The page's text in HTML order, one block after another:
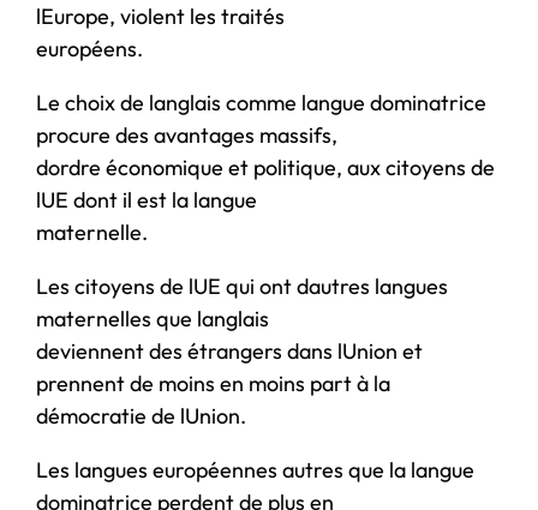
lEurope, violent les traités
européens.
Le choix de langlais comme langue dominatrice
procure des avantages massifs,
dordre économique et politique, aux citoyens de
lUE dont il est la langue
maternelle.
Les citoyens de lUE qui ont dautres langues
maternelles que langlais
deviennent des étrangers dans lUnion et
prennent de moins en moins part à la
démocratie de lUnion.
Les langues européennes autres que la langue
dominatrice perdent de plus en